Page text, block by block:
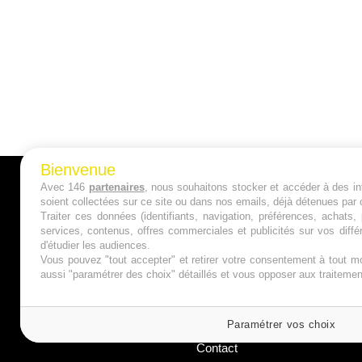
A PROPOS
Qui sommes nous ?
Mentions Légales
Politique de Cookies
Contact
Bienvenue
Avec 146 partenaires, nous souhaitons stocker et accéder à des
soient collectées sur ce site ou dans nos emails, déjà détenues
Traiter ces données (identifiants, navigation, préférences,
services, contenus, offres commerciales et publicités sur vos
d'étudier les audiences.
Vous pouvez "tout accepter" et retirer votre consentement à tout
aussi "paramétrer des choix" détaillés et vous opposer aux
Paramétrer vos choix